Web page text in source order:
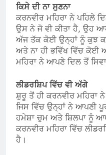
ਕਿਸੇ ਦੀ ਨਾ ਸੁਣਨਾ
ਕਰਨਵੀਰ ਮਹਿਰਾ ਨੇ ਪਹਿਲੇ
ਉਸ ਨੇ ਜੋ ਵੀ ਕੀਤਾ ਹੈ, ਉਹ
ਅੱਜ ਤੱਕ ਕੋਈ ਉਨ੍ਹਾਂ ਨੂੰ ਕੁਝ
ਅਤੇ ਨਾ ਹੀ ਭਵਿੱਖ ਵਿੱਚ ਕੋਈ
ਮਹਿਰਾ ਨੇ ਆਪਣੇ ਦਿਲ ਤੋਂ
ਲੀਡਰਸ਼ਿਪ ਵਿੱਚ ਵੀ ਅੱਗੇ
ਸ਼ੁਰੂ ਤੋਂ ਹੀ ਕਰਨਵੀਰ
ਜਿਸ ਵਿੱਚ ਉਨ੍ਹਾਂ ਨੇ ਆਪਣੀ
ਹਮੇਸ਼ਾ ਚੁਮ ਅਤੇ ਸ਼ਿਲਪਾ ਨੂੰ
ਕਰਨਵੀਰ ਮਹਿਰਾ ਵਿੱਚ
ਹੈ।